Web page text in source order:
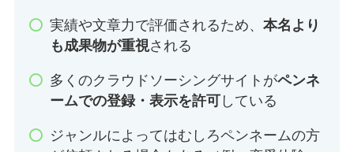
実績や文章力で評価されるため、 本名より
も成果物が重視される
多くのクラウドソーシングサイトがペンネ
ームでの登録・表示を許可している
ジャンルによってはむしろペンネームの方